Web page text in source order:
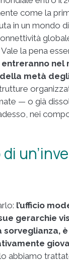
come la
in un mondo
la pena
entreranno nel
metà
— o già
nei
l’ufficio
gerarchie
è
abbiamo